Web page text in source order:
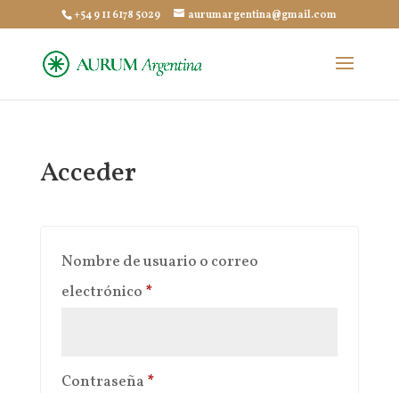
+54 9 11 6178 5029 aurumargentina@gmail.com
Acceder
Nombre de usuario o correo
electrónico *Obligatorio
Contraseña *Obligatorio